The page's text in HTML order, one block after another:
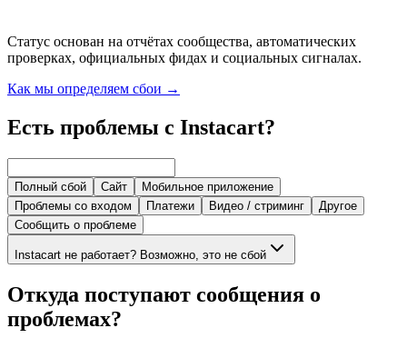
Статус основан на отчётах сообщества, автоматических
проверках, официальных фидах и социальных сигналах.
Как мы определяем сбои →
Есть проблемы с Instacart?
Полный сбой Сайт
Мобильное приложение
Проблемы со входом
Платежи Видео / стриминг
Другое
Сообщить о проблеме
Instacart не работает? Возможно, это не сбой
Откуда поступают сообщения о
проблемах?